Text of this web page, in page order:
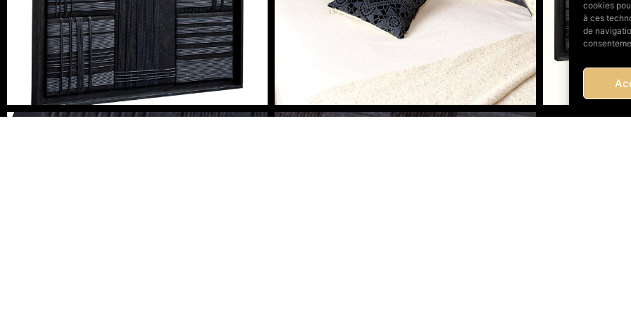
cookies
à ces
de